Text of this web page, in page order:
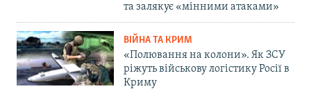
та залякує «мінними атаками»
ВІЙНА ТА КРИМ
«Полювання на колони». Як ЗСУ
ріжуть військову логістику Росії в
Криму